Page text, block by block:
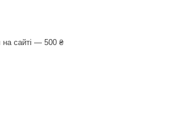
на сайті — 500 ₴